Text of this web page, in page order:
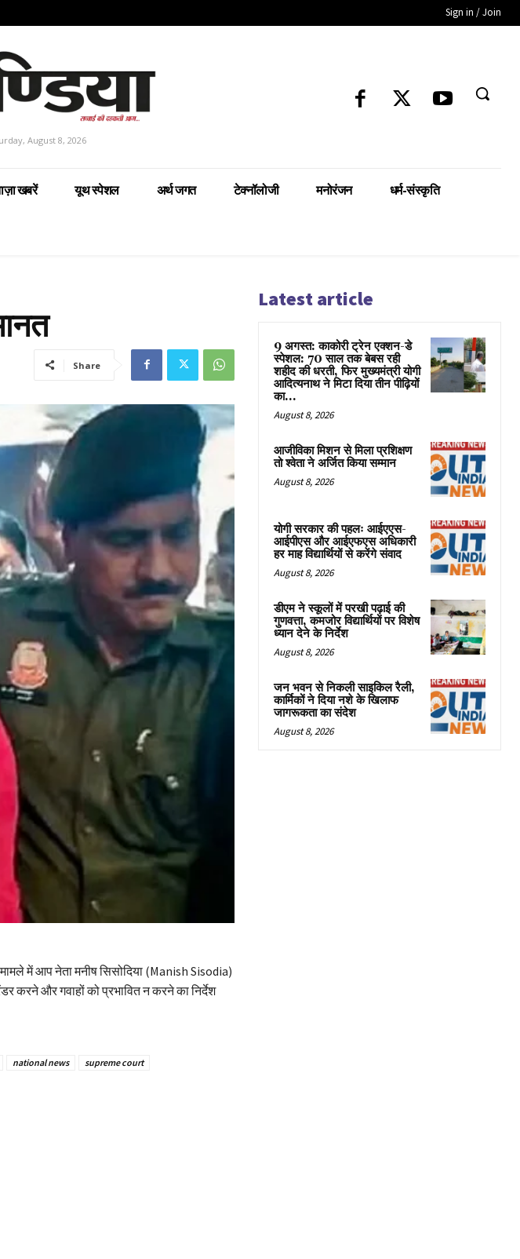
Sign in / Join
August 8, 2026
खबरें यूथ स्पेशल अर्थ जगत टेक्नॉलोजी मनोरंजन धर्म-संस्कृति
Share
में आप नेता मनीष सिसोदिया (Manish Sisodia)
करने और गवाहों को प्रभावित न करने का निर्देश
national news supreme court
Latest article
9 अगस्त: काकोरी ट्रेन एक्शन-डे
स्पेशल: 70 साल तक बेबस रही
शहीद की धरती, फिर मुख्यमंत्री योगी
आदित्यनाथ ने मिटा दिया तीन पीढ़ियों
का...
August 8, 2026
आजीविका मिशन से मिला प्रशिक्षण
तो श्वेता ने अर्जित किया सम्मान
August 8, 2026
योगी सरकार की पहलः आईएएस-
आईपीएस और आईएफएस अधिकारी
हर माह विद्यार्थियों से करेंगे संवाद
August 8, 2026
डीएम ने स्कूलों में परखी पढ़ाई की
गुणवत्ता, कमजोर विद्यार्थियों पर विशेष
ध्यान देने के निर्देश
August 8, 2026
जन भवन से निकली साइकिल रैली,
कार्मिकों ने दिया नशे के खिलाफ
जागरूकता का संदेश
August 8, 2026